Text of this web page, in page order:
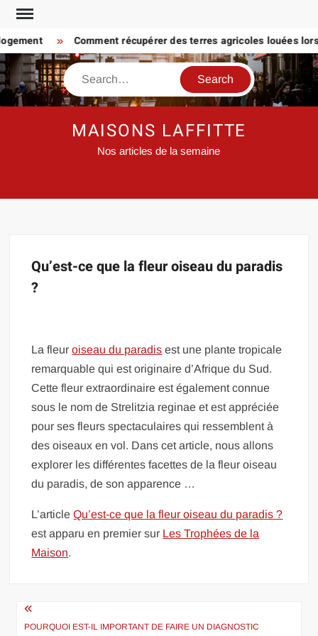
Skip
content
Comment récupérer des terres agricoles louées
Search
MAISONS LAFFITTE
Nos articles de la semaine
Qu’est-ce que la fleur oiseau du paradis
?
La fleuroiseau du paradis est une plante tropicale
remarquable qui est originaire d’Afrique du Sud.
Cette fleur extraordinaire est également connue
sous le nom de Strelitzia reginae et est appréciée
pour ses fleurs spectaculaires qui ressemblent à
des oiseaux en vol. Dans cet article, nous allons
explorer les différentes facettes de la fleur oiseau
du paradis, de son apparence …
L’articleQu’est-ce que la fleur oiseau du paradis ?
est apparu en premier sur Les Trophées de la
Maison.
Navigation
POURQUOI EST-IL IMPORTANT DE FAIRE UN DIAGNOSTIC